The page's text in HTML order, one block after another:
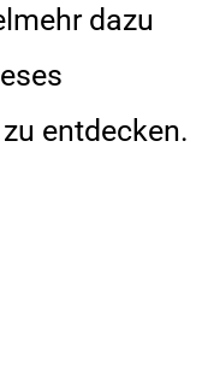
dazu
entdecken.